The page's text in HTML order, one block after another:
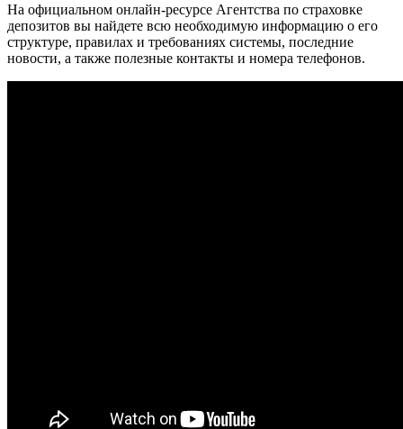
На официальном онлайн-ресурсе Агентства по страховке
депозитов вы найдете всю необходимую информацию о его
структуре, правилах и требованиях системы, последние
новости, а также полезные контакты и номера телефонов.